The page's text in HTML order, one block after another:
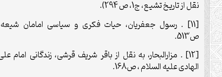
نقل از تاریخ تشیع، ج1، ص 294).
[11] . رسول جعفریان، حیات فکری و سیاسی امامان شیعه،
ص513.
[12] . مزارالبحار، به نقل از باقر شریف قرشی، زندگانی امام علی
الهادی علیه السلام ، ص168.